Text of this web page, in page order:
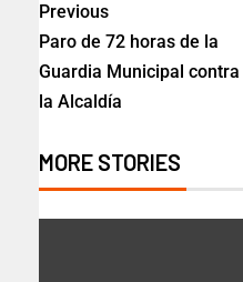
Previous
Paro de 72 horas de la
Guardia Municipal contra
la Alcaldía
MORE STORIES